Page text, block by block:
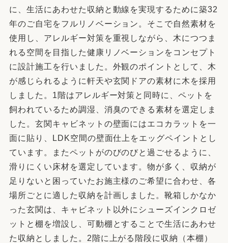
に、生活にあわせた収納と動線を実現するために築32
年のご自宅をフルリノベーション。そこで自然素材を
使用し、アレルギー対策を重視しながら、木につつま
れる空間を目指した健康リノベーションをコンセプト
に設計施工を行いました。外観のポイントとして、木
が感じられるように軒天や玄関ドアの素材に木を採用
しました。1階はアレルギー対策と同時に、ペットを
飼われているため調湿、消臭のできる素材を選定しま
した。玄関キャビネットの壁面にはエコカラットを一
面に貼り、LDK空間の壁面仕上をエッグペイントとし
ています。またペットがのびのびと過ごせるように、
滑りにくい床材を選定しています。物が多く、収納が
足りないと困っていたお施主様のご希望に合わせ、各
場所ごとに適した収納を計画しました。靴箱しかなか
った玄関は、キャビネット以外にシューズインクロゼ
ットと棚を増設し、可動棚とすることで生活にあわせ
た収納としました。2階に上がる階段に収納（本棚）